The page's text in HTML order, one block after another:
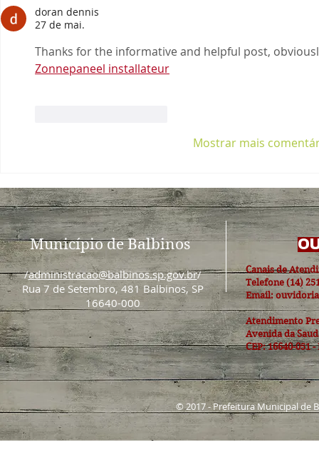
doran dennis
27 de mai.
Thanks for the informative and helpful post,
Zonnepaneel installateur
Mostrar mais
Município de Balbinos
/administracao@balbinos.sp.gov.br/
Rua 7 de Setembro, 481 Balbinos, SP
16640-000
Canais de
Telefone (14)
Email:
Atendimento
Avenida da
CEP: 16640-051
© 2017 - Prefeitura Municipal de